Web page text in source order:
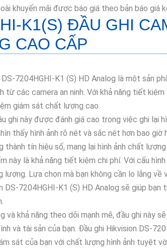
khuyến mãi được báo giá theo bản báo giá
K1(S) ĐẦU GHI
CAO CẤP
DS-7204HGHI-K1 (S) HD Analog là một sản
từ các camera an ninh. Với khả năng tiết
giám sát chất lượng cao.
ghi này được đánh giá cao trong việc ghi lại
thấy hình ảnh rõ nét và sắc nét hơn bao giờ
thành tín hiệu số, mang lại hình ảnh chất lượng
này là khả năng tiết kiệm chi phí. Với cấu
lượng. Lựa chọn mà bạn không cần lo lắng về
DS-7204HGHI-K1 (S) HD Analog sẽ giúp
khả năng theo dõi mạnh mẽ, đầu ghi này
và tài sản của bạn. Đầu ghi Hikvision DS-
sát của bạn với chất lượng hình ảnh tuyệt